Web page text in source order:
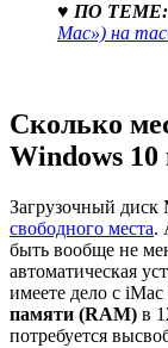
♥ ПО ТЕМЕ:
Mac») на
Сколько
Windows 10
Загрузочный диск
свободного места.
быть вообще не
автоматическая
имеете дело с
памяти (RAM) в
потребуется